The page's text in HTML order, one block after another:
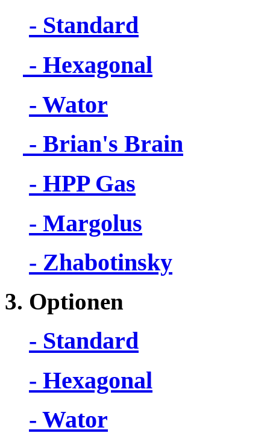
- Standard
- Hexagonal
- Wator
- Brian's Brain
- HPP Gas
- Margolus
- Zhabotinsky
3. Optionen
- Standard
- Hexagonal
- Wator